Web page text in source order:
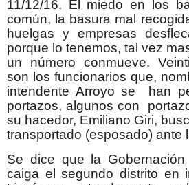
11/12/16. El miedo en los
común, la basura mal
huelgas y empresas
porque lo tenemos, tal vez
un número conmueve.
son los funcionarios que,
intendente Arroyo se han
portazos, algunos con
su hacedor, Emiliano Giri,
transportado (esposado) ante
Se dice que la
caiga el segundo distrito en